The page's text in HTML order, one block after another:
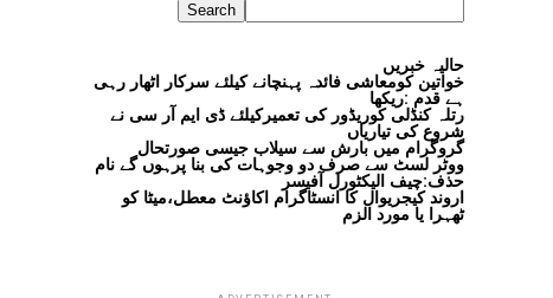
Search
حالیہ خبریں
خواتین کومعاشی فائدہ پہنچانے کیلئے سرکار اٹھار رہی
ہے قدم :ریکھا
رتلہ کنڈلی کوریڈور کی تعمیرکیلئے ڈی ایم آر سی نے
شروع کی تیاریاں
گروگرام میں بارش سے سیلاب جیسی صورتحال
ووٹر لسٹ سے صرف دو وجوہات کی بنا پرہوں گے نام
حذف:چیف الیکٹورل آفیسر
اروند کیجریوال کا انسٹاگرام اکاؤنٹ معطل،میٹا کو
ٹھہرا یا مورد الزم